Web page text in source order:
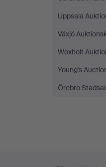
Uppsala
Växjö
Woxholt
Young's
Örebro